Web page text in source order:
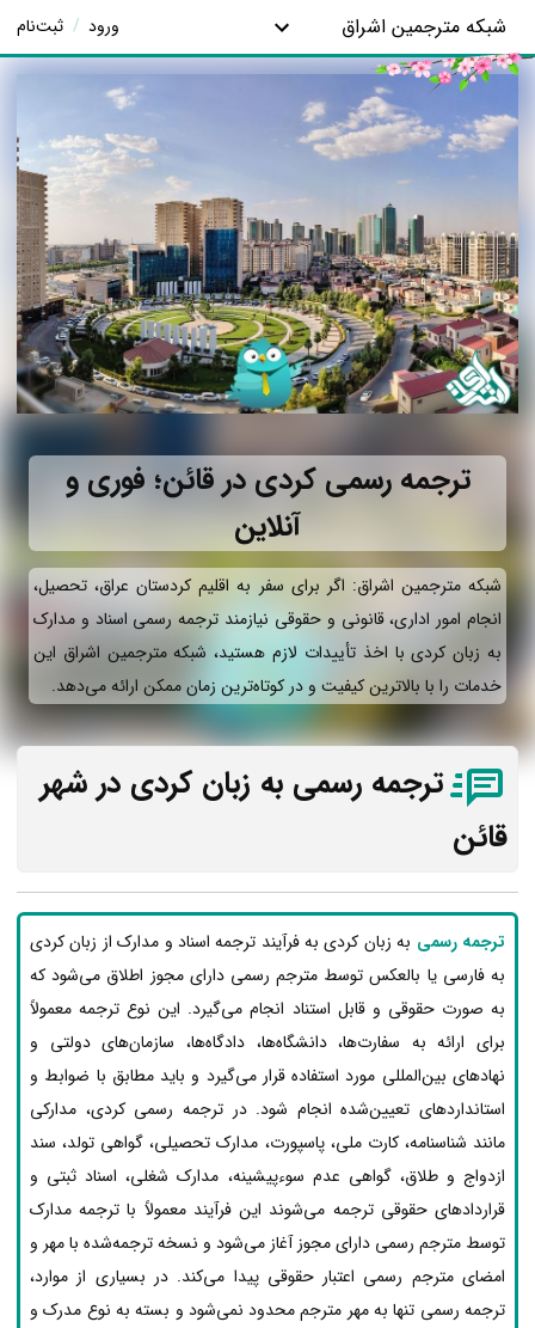
شبکه مترجمین اشراق ورود / ثبت‌نام
ترجمه رسمی کردی در قائن؛ فوری و
آنلاین
شبکه مترجمین اشراق: اگر برای سفر به اقلیم کردستان عراق، تحصیل،
انجام امور اداری، قانونی و حقوقی نیازمند ترجمه رسمی اسناد و مدارک
به زبان کردی با اخذ تأییدات لازم هستید، شبکه مترجمین اشراق این
خدمات را با بالاترین کیفیت و در کوتاه‌ترین زمان ممکن ارائه می‌دهد.
ترجمه رسمی به زبان کردی در شهر
قائن
ترجمه رسمی به زبان کردی به فرآیند ترجمه اسناد و مدارک از زبان کردی
به فارسی یا بالعکس توسط مترجم رسمی دارای مجوز اطلاق می‌شود که
به صورت حقوقی و قابل استناد انجام می‌گیرد. این نوع ترجمه معمولاً
برای ارائه به سفارت‌ها، دانشگاه‌ها، دادگاه‌ها، سازمان‌های دولتی و
نهادهای بین‌المللی مورد استفاده قرار می‌گیرد و باید مطابق با ضوابط و
استانداردهای تعیین‌شده انجام شود. در ترجمه رسمی کردی، مدارکی
مانند شناسنامه، کارت ملی، پاسپورت، مدارک تحصیلی، گواهی تولد، سند
ازدواج و طلاق، گواهی عدم سوءپیشینه، مدارک شغلی، اسناد ثبتی و
قراردادهای حقوقی ترجمه می‌شوند این فرآیند معمولاً با ترجمه مدارک
توسط مترجم رسمی دارای مجوز آغاز می‌شود و نسخه ترجمه‌شده با مهر و
امضای مترجم رسمی اعتبار حقوقی پیدا می‌کند. در بسیاری از موارد،
ترجمه رسمی تنها به مهر مترجم محدود نمی‌شود و بسته به نوع مدرک و